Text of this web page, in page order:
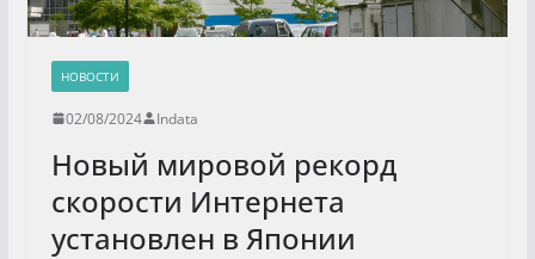
НОВОСТИ
02/08/2024 Indata
Новый мировой рекорд
скорости Интернета
установлен в Японии